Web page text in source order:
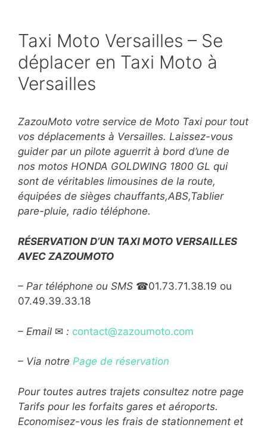
Taxi Moto Versailles – Se
déplacer en Taxi Moto à
Versailles
ZazouMoto votre service de Moto Taxi pour tout
vos déplacements à Versailles. Laissez-vous
guider par un pilote aguerrit à bord d’une de
nos motos HONDA GOLDWING 1800 GL qui
sont de véritables limousines de la route,
équipées de sièges chauffants,ABS,Tablier
pare-pluie, radio téléphone.
RÉSERVATION D’UN TAXI MOTO VERSAILLES
AVEC ZAZOUMOTO
– Par téléphone ou SMS ☎01.73.71.38.19 ou
07.49.39.33.18
– Email ✉ : contact@zazoumoto.com
– Via notre Page de réservation
Pour toutes autres trajets consultez notre page
Tarifs pour les forfaits gares et aéroports.
Economisez-vous les frais de stationnement et